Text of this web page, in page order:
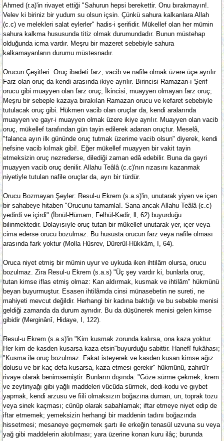
Ahmed (r.a)'in rivayet ettiği "Sahurun hepsi berekettir. Onu bırakmayın!.
Velev ki biriniz bir yudum su olsun içsin. Çünkü sahura kalkanlara Allah
(c.c) ve melekleri salat eylerler" hadis-i şerifidir. Mükellef olan her mümin
sahura kalkma hususunda titiz olmak durumundadır. Bunun müstehap
olduğunda icma vardır. Meşru bir mazeret sebebiyle sahura
kalkamayanların durumu müstesnadır.
Orucun Çeşitleri: Oruç ibadeti farz, vacib ve nafile olmak üzere üçe ayrılır.
Farz olan oruç da kendi arasında ikiye ayrılır. Birincisi Ramazan-ı Şerif
orucu gibi muayyen olan farz oruç; İkincisi, muayyen olmayan farz oruç;
Meşru bir sebeple kazaya bırakılan Ramazan orucu ve kefaret sebebiyle
tutulacak oruç gibi. Hükmen vacib olan oruçlar da, kendi aralarında
muayyen ve gayr-i muayyen olmak üzere ikiye ayrılır. Muayyen olan vacib
oruç, mükellef tarafından gün tayin edilerek adanan oruçtur. Meselâ,
"falanca ayın ilk gününde oruç tutmak üzerime vacib olsun" diyerek, kendi
nefsine vacib kılmak gibi!. Eğer mükellef muayyen bir vakit tayin
etmeksizin oruç nezrederse, dilediği zaman edâ edebilir. Buna da gayri
muayyen vacib oruç denilir. Allahu Teâlâ (c.c)'nın rızasını kazanmak
niyetiyle tutulan nafile oruçlar da, ayrı bir türdür.
Orucu Bozmayan Şeyler: Resul-u Ekrem (s.a.s)'in, unutarak yiyen ve içen
bir sahabeye hitaben "Orucunu tamamla!. Sana ancak Allahu Teâlâ (c.c)
yedirdi ve içirdi" (İbnül-Hümam, Felhül-Kadir, ll, 62) buyurduğu
bilinmektedir. Dolayısıyle oruç tutan bir mükellef unutarak yer, içer veya
cima ederse orucu bozulmaz. Bu hususta orucun farz veya nafile olması
arasında fark yoktur (Molla Hüsrev, Dürerül-Hükkâm, I, 64).
Oruca niyet etmiş bir mümin uyur ve uykuda iken ihtilâm olursa, orucu
bozulmaz. Zira Resul-u Ekrem (s.a.s) "Üç şey vardır ki, bunlarla oruç,
tutan kimse iflas etmiş olmaz: Kan aldırmak, kusmak ve ihtilâm" hükmünü
beyan buyurmuştur. Esasen ihtilâmda cinsi münasebetin ne sureti, ne
mahiyeti mevcut değildir. Herhangi bir kadına baktığı ve bu sebeble menisi
geldiği zamanda da durum aynıdır. Bu da düşünerek menisi gelen kimse
gibidir (Merginânî, Hidaye, I, 122).
Resul-u Ekrem (s.a.s)'in "Kim kusmak zorunda kalırsa, ona kaza yoktur.
Her kim de kasden kusarsa kaza etsin"buyurduğu sabittir. Hanefî fukâhası;
"Kusma ile oruç bozulmaz. Fakat isteyerek ve kasden kusan kimse ağız
dolusu ve bir kaç defa kusarsa, kaza etmesi gerekir" hükmünü, zahirü'r
rivaye olarak benimsemiştir. Bunların dışında: "Göze sürme çekmek, krem
ve zeytinyağı gibi yağlı maddeleri vücûda sürmek, dedi-kodu ve gıybet
yapmak, kendi arzusu ve fiili olmaksızın boğazına duman, un, toprak tozu
veya sinek kaçması; cünüp olarak sabahlamak; iftar etmeye niyet edip de
iftar etmemek; yemeksizin herhangi bir maddenin tadını boğazında
hissetmesi; mesaneye geçmemek şartı ile erkeğin tenasül uzvuna su veya
yağ gibi maddelerin akıtılması; yara üzerine konan kuru ilâç; burunda